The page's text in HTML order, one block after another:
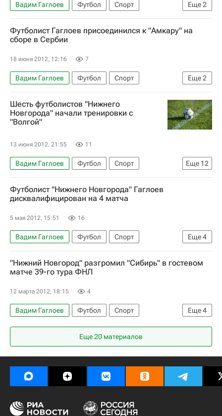
Еще2
Вадим Гаглоев Футбол
Спорт
Летнее трансферное окно в РФПЛ
Мордовия
Футболист Гаглоев присоединился к "Амкару" на
сборе в Сербии
18 июня 2012, 12:16 7
Еще2
Вадим Гаглоев Футбол
Спорт
РПЛ 2026-2027 (Чемпионат России по футболу)
Амкар
Шесть футболистов "Нижнего
Новгорода" начали тренировки с
"Волгой"
13 июня 2012, 21:55 11
Еще 12
Вадим Гаглоев Футбол
Спорт
Валерий Шанцев
РПЛ 2026-2027 (Чемпионат России по футболу)
Александр Салугин
Сергей Ваганов
Дмитрий Полянин
Матия Дворнекович
Футболист "Нижнего Новгорода" Гаглоев
дисквалифицирован на 4 матча
5 мая 2012, 15:51 16
Еще4
Вадим Гаглоев Футбол
Спорт
Мультимедийный спортивный пакет
КДК РФС
Первая лига Мордовия
"Нижний Новгород" разгромил "Сибирь" в гостевом
матче 39-го тура ФНЛ
12 марта 2012, 18:15 4
Еще4
Вадим Гаглоев Футбол
Спорт
Первая лига
Сибирь
Александр Салугин
Еще 20 материалов